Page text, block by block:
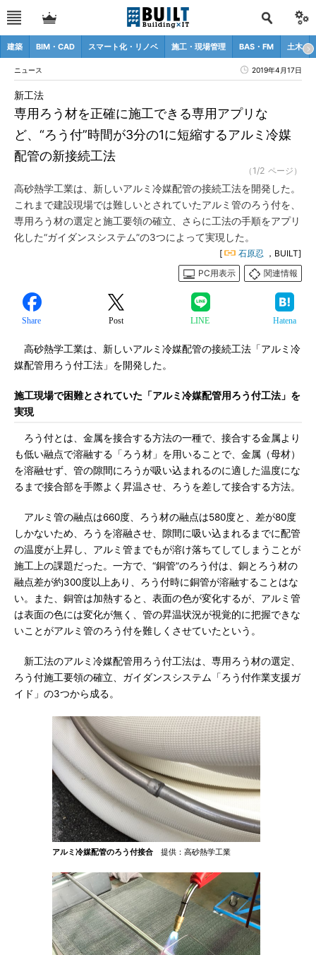
建築 BIM・CAD スマート化・リノベ 施工・現場管理 BAS・FM 土木
ニュース 2019年4月17日
専用ろう材を正確に施工できる専用アプリな
ど、“ろう付”時間が3分の1に短縮するアルミ冷媒
配管の新接続工法
新工法
（1/2 ページ）
高砂熱学工業は、新しいアルミ冷媒配管の接続工法を開発した。
これまで建設現場では難しいとされていたアルミ管のろう付を、
専用ろう材の選定と施工要領の確立、さらに工法の手順をアプリ
化した“ガイダンスシステム”の3つによって実現した。
[ 石原忍 ，BUILT]
PC用表示
関連情報
Share Post LINE Hatena
高砂熱学工業は、新しいアルミ冷媒配管の接続工法「アルミ冷
媒配管用ろう付工法」を開発した。
施工現場で困難とされていた「アルミ冷媒配管用ろう付工法」を
実現
ろう付とは、金属を接合する方法の一種で、接合する金属より
も低い融点で溶融する「ろう材」を用いることで、金属（母材）
を溶融せず、管の隙間にろうが吸い込まれるのに適した温度にな
るまで接合部を手際よく昇温させ、ろうを差して接合する方法。
アルミ管の融点は660度、ろう材の融点は580度と、差が80度
しかないため、ろうを溶融させ、隙間に吸い込まれるまでに配管
の温度が上昇し、アルミ管までもが溶け落ちてしてしまうことが
施工上の課題だった。一方で、“銅管”のろう付は、銅とろう材の
融点差が約300度以上あり、ろう付時に銅管が溶融することはな
い。また、銅管は加熱すると、表面の色が変化するが、アルミ管
は表面の色には変化が無く、管の昇温状況が視覚的に把握できな
いことがアルミ管のろう付を難しくさせていたという。
新工法のアルミ冷媒配管用ろう付工法は、専用ろう材の選定、
ろう付施工要領の確立、ガイダンスシステム「ろう付作業支援ガ
イド」の3つから成る。
アルミ冷媒配管のろう付接合 提供：高砂熱学工業